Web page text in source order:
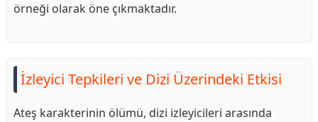
örneği olarak öne çıkmaktadır.
İzleyici Tepkileri ve Dizi Üzerindeki Etkisi
Ateş karakterinin ölümü, dizi izleyicileri arasında